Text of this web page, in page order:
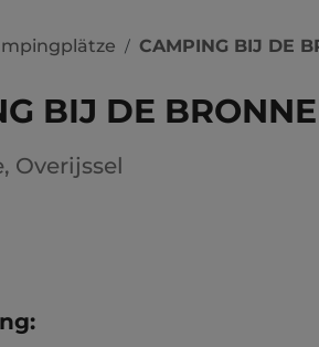
/ CAMPING BIJ DE
BIJ DE
, Overijssel
: